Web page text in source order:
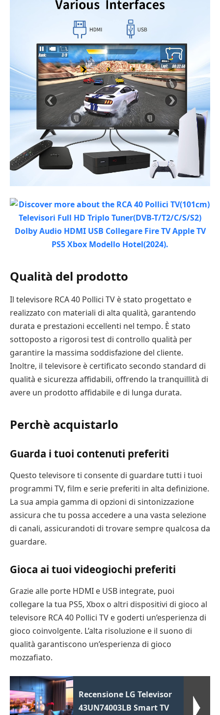
Qualità del prodotto
Il televisore RCA 40 Pollici TV è stato progettato e
realizzato con materiali di alta qualità, garantendo
durata e prestazioni eccellenti nel tempo. È stato
sottoposto a rigorosi test di controllo qualità per
garantire la massima soddisfazione del cliente.
Inoltre, il televisore è certificato secondo standard di
qualità e sicurezza affidabili, offrendo la tranquillità di
avere un prodotto affidabile e di lunga durata.
Perchè acquistarlo
Guarda i tuoi contenuti preferiti
Questo televisore ti consente di guardare tutti i tuoi
programmi TV, film e serie preferiti in alta definizione.
La sua ampia gamma di opzioni di sintonizzazione
assicura che tu possa accedere a una vasta selezione
di canali, assicurandoti di trovare sempre qualcosa da
guardare.
Gioca ai tuoi videogiochi preferiti
Grazie alle porte HDMI e USB integrate, puoi
collegare la tua PS5, Xbox o altri dispositivi di gioco al
televisore RCA 40 Pollici TV e goderti un’esperienza di
gioco coinvolgente. L’alta risoluzione e il suono di
qualità garantiscono un’esperienza di gioco
mozzafiato.
Recensione LG Televisor
43UN74003LB Smart TV